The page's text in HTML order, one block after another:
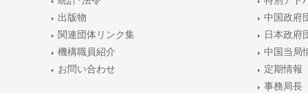
出版物
関連団体リンク集
機構職員紹介
お問い合わせ
中国政府
日本政府
中国当局
定期情報
事務局長